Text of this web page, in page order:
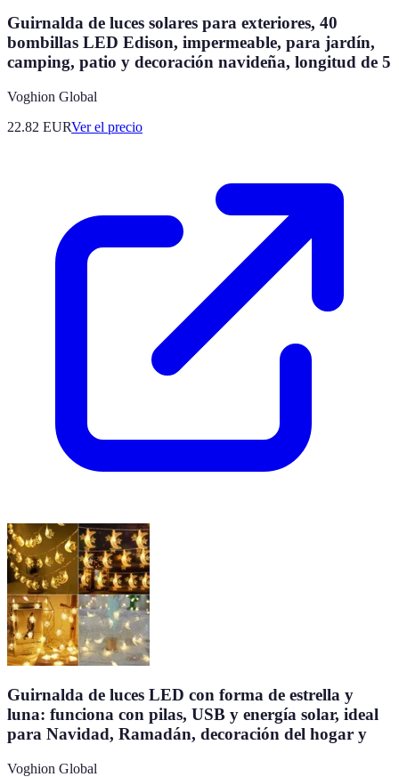
Guirnalda de luces solares para exteriores, 40
bombillas LED Edison, impermeable, para jardín,
camping, patio y decoración navideña, longitud de 5
Voghion Global
22.82 EURVer el precio
Guirnalda de luces LED con forma de estrella y
luna: funciona con pilas, USB y energía solar, ideal
para Navidad, Ramadán, decoración del hogar y
Voghion Global